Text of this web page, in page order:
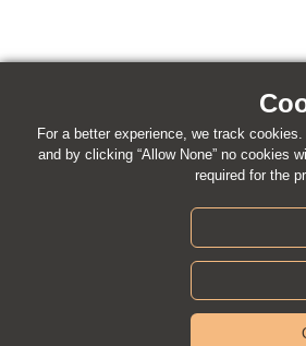
For a better experience, we track
and by clicking “Allow None” no cookies
required for the